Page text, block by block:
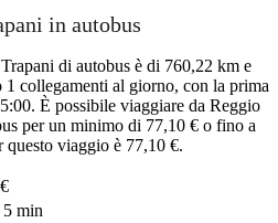
in autobus
di autobus è di 760,22 km e
collegamenti al giorno, con la prima
È possibile viaggiare da Reggio
per un minimo di 77,10 € o fino a
viaggio è 77,10 €.
5 min